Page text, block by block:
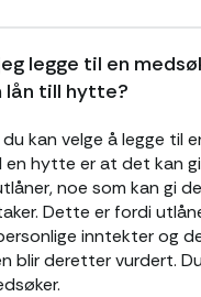
legge til en
lån till hytte?
kan velge å legge til
en hytte er at det kan
noe som kan gi
Dette er fordi
inntekter og
blir deretter vurdert.